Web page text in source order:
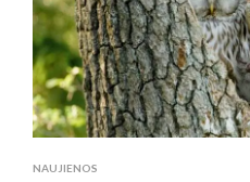
NAUJIENOS